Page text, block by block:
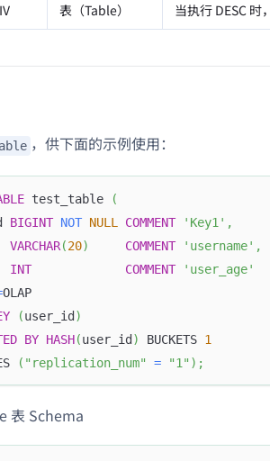
表（Table） 当执行 DESC 时
，供下面的示例使用：
test_table
(
BIGINT NOT NULL COMMENT 'Key1' ,
VARCHAR(20) COMMENT 'username' ,
INT COMMENT
'user_age'
OLAP
(user_id)
BY HASH(user_id) BUCKETS 1
( "replication_num" = "1" ) ;
表 Schema